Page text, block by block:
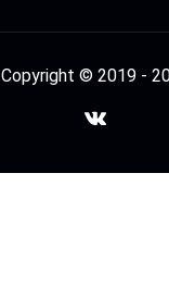
Copyright © 2019 -